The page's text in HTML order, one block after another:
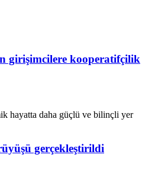
girişimcilere kooperatifçilik
hayatta daha güçlü ve bilinçli yer
gerçekleştirildi